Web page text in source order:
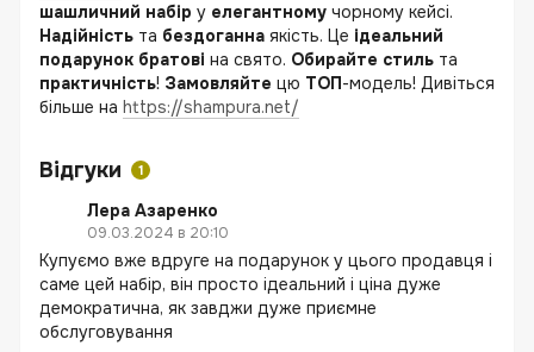
шашличний набір у елегантному чорному кейсі.
Надійність та бездоганна якість. Це ідеальний
подарунок братові на свято. Обирайте стиль та
практичність! Замовляйте цю ТОП-модель! Дивіться
більше на https://shampura.net/
Відгуки 1
Лера Азаренко
09.03.2024 в 20:10
Купуємо вже вдруге на подарунок у цього продавця і
саме цей набір, він просто ідеальний і ціна дуже
демократична, як завджи дуже приємне
обслуговування